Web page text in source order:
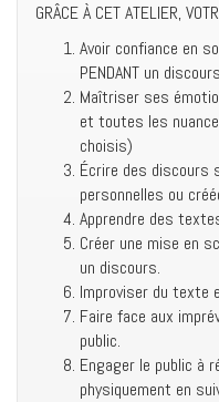
GRÂCE À CET ATELIER,
Avoir confiance en
PENDANT un
Maîtriser ses
et toutes les
choisis)
Écrire des
personnelles ou
Apprendre des
Créer une mise en
un discours.
Improviser du texte
Faire face aux
public.
Engager le public à
physiquement en